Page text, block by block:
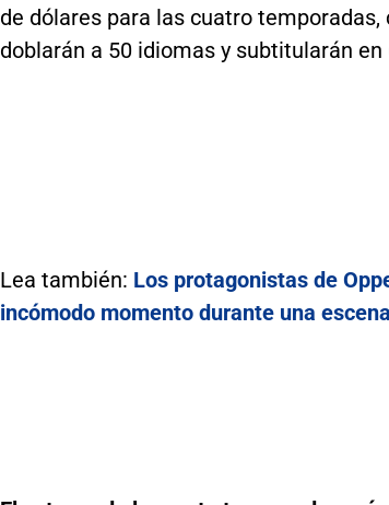
de dólares para las cuatro temporadas,
doblarán a 50 idiomas y subtitularán en
Lea también: Los protagonistas de
incómodo momento durante una